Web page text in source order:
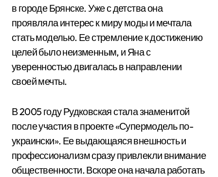
в городе Брянске. Уже с детства она
проявляла интерес к миру моды и мечтала
стать моделью. Ее стремление к достижению
целей было неизменным, и Яна с
уверенностью двигалась в направлении
своей мечты.
В 2005 году Рудковская стала знаменитой
после участия в проекте «Супермодель по-
украински». Ее выдающаяся внешность и
профессионализм сразу привлекли внимание
общественности. Вскоре она начала работать